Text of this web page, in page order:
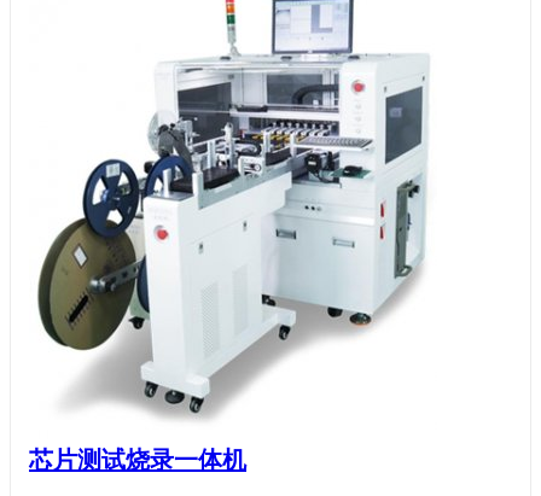
芯片测试烧录一体机